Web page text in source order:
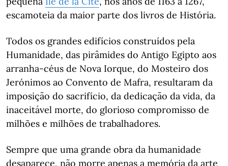
escamoteia da maior parte dos livros de História.
Todos os grandes edifícios construídos pela
Humanidade, das pirâmides do Antigo Egipto aos
arranha-céus de Nova Iorque, do Mosteiro dos
Jerónimos ao Convento de Mafra, resultaram da
imposição do sacrifício, da dedicação da vida, da
inaceitável morte, do glorioso compromisso de
milhões e milhões de trabalhadores.
Sempre que uma grande obra da humanidade
desaparece, não morre apenas a memória da arte